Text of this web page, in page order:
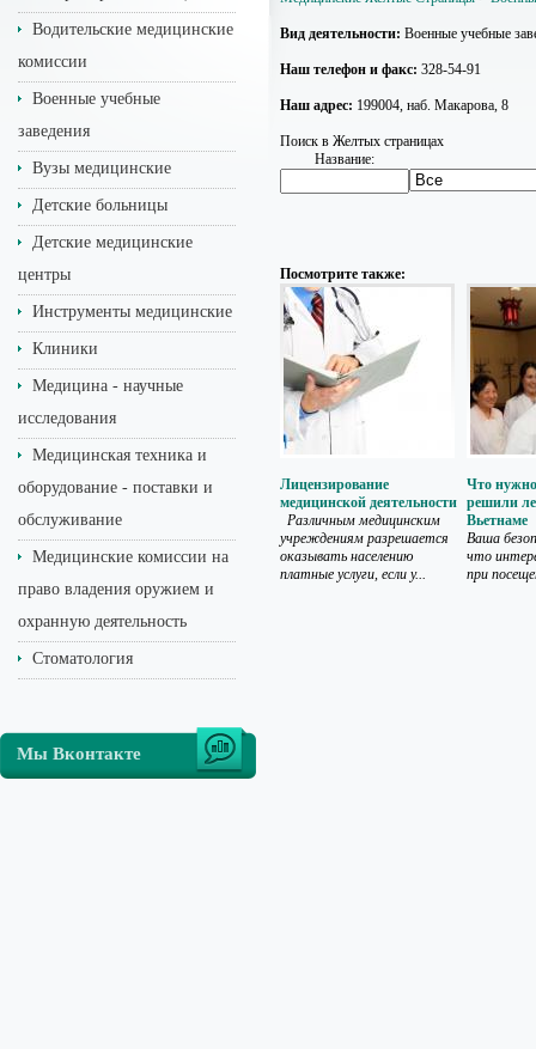
Водительские медицинские
комиссии
Военные учебные
заведения
Вузы медицинские
Детские больницы
Детские медицинские
центры
Инструменты медицинские
Клиники
Медицина - научные
исследования
Медицинская техника и
оборудование - поставки и
обслуживание
Медицинские комиссии на
право владения оружием и
охранную деятельность
Стоматология
Мы Вконтакте
Вид деятельности: Военные учебные
Наш телефон и факс: 328-54-91
Наш адрес: 199004, наб. Макарова, 8
Поиск в Желтых страницах
Название:
Посмотрите также:
Лицензирование
медицинской деятельности
Различным медицинским
учреждениям разрешается
оказывать населению
платные услуги, если у...
Что нужно
решили
Вьетнаме
Ваша
что
при